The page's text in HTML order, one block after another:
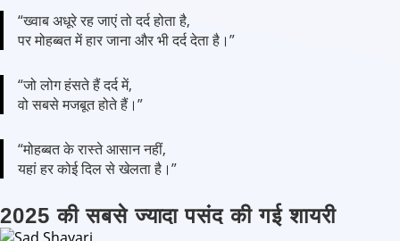
“ख्वाब अधूरे रह जाएं तो दर्द होता है,
पर मोहब्बत में हार जाना और भी दर्द देता है।”
“जो लोग हंसते हैं दर्द में,
वो सबसे मजबूत होते हैं।”
“मोहब्बत के रास्ते आसान नहीं,
यहां हर कोई दिल से खेलता है।”
2025 की सबसे ज्यादा पसंद की गई शायरी